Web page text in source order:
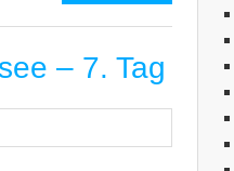
Transalp
und
– 7. Tag